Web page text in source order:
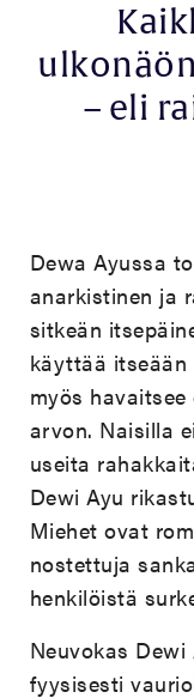
– eli
Dewa Ayussa
anarkistinen ja
sitkeän
käyttää itseään
myös
arvon. Naisilla
useita
Dewi Ayu
Miehet ovat
nostettuja
henkilöistä
Neuvokas
fyysisesti